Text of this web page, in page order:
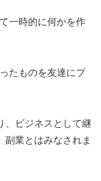
一時的に何かを作
ったものを友達にプ
、ビジネスとして継
副業とはみなされま